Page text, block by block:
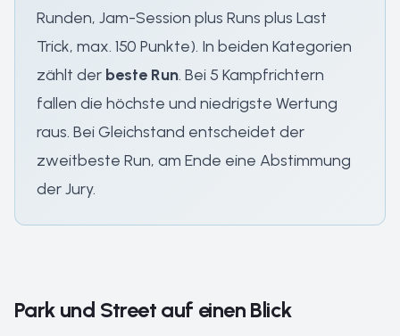
Runden, Jam-Session plus Runs plus Last
Trick, max. 150 Punkte). In beiden Kategorien
zählt der beste Run. Bei 5 Kampfrichtern
fallen die höchste und niedrigste Wertung
raus. Bei Gleichstand entscheidet der
zweitbeste Run, am Ende eine Abstimmung
der Jury.
Park und Street auf einen Blick